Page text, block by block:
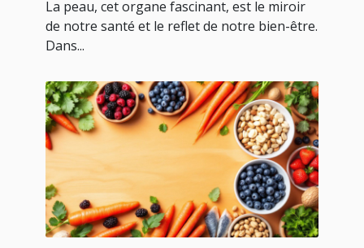
La peau, cet organe fascinant, est le miroir
de notre santé et le reflet de notre bien-être.
Dans...